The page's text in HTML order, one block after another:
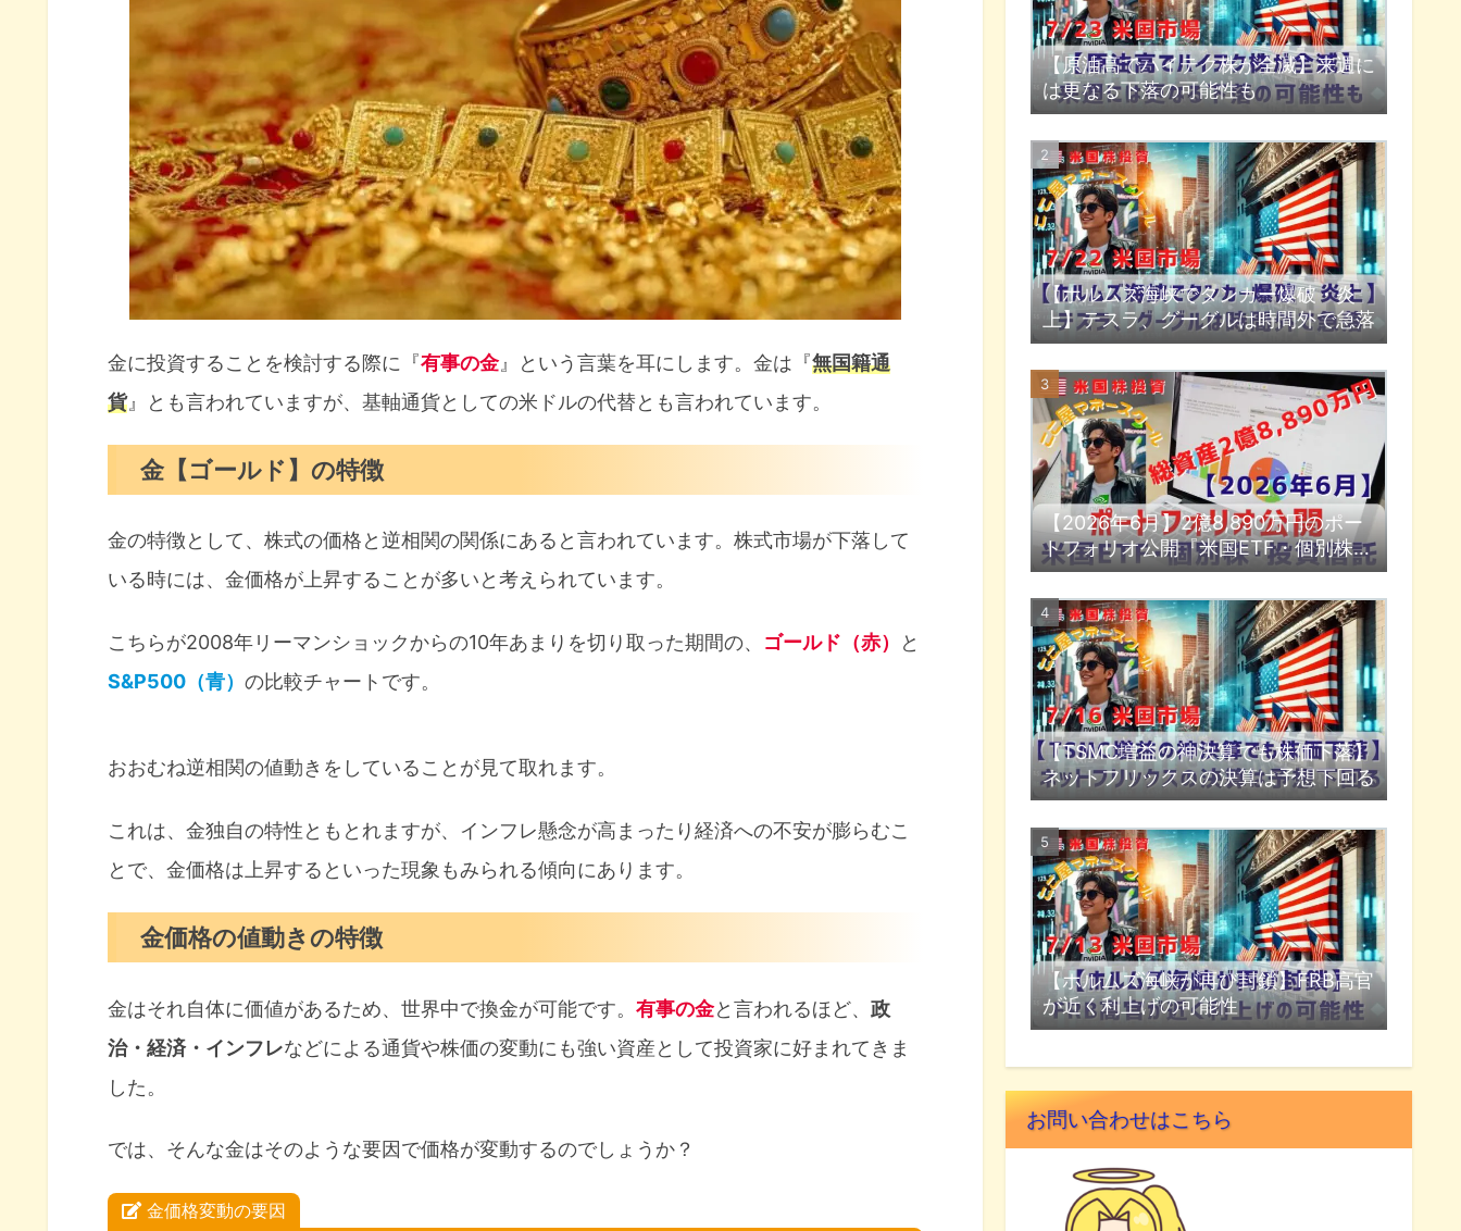
金【ゴールド】が値上がりする理由は
金【ゴールド】投資のデメリットとは？
金【ゴールド】への投資方法
おすすめの金投資【ゴールドETF】GLDM
金【ゴールド】ETFのGLDM概要
金【ゴールド】ETFのGLDM過去リターン
金【ゴールド】ETF『GLDM』まとめ
金に投資することを検討する際に『有事の金』という言葉を耳にします。金は『無国籍通
貨』とも言われていますが、基軸通貨としての米ドルの代替とも言われています。
金【ゴールド】の特徴
金の特徴として、株式の価格と逆相関の関係にあると言われています。株式市場が下落して
いる時には、金価格が上昇することが多いと考えられています。
こちらが2008年リーマンショックからの10年あまりを切り取った期間の、 ゴールド（赤）
と
S&P500（青） の比較チャートです。
おおむね逆相関の値動きをしていることが見て取れます。
これは、金独自の特性ともとれますが、インフレ懸念が高まったり経済への不安が膨らむこ
とで、金価格は上昇するといった現象もみられる傾向にあります。
金価格の値動きの特徴
金はそれ自体に価値があるため、世界中で換金が可能です。 有事の金と言われるほど、 政
治・経済・インフレなどによる通貨や株価の変動にも強い資産として投資家に好まれてきま
した。
では、そんな金はそのような要因で価格が変動するのでしょうか？
金価格変動の要因
【原油高でハイテク株が全滅】来週に
は更なる下落の可能性も
【ホルムズ海峡でタンカー爆破・炎
上】テスラ、グーグルは時間外で急落
【2026年6月】2億8,890万円のポー
トフォリオ公開『米国ETF・個別株・
投資信託』
【TSMC増益の神決算でも株価下落】
ネットフリックスの決算は予想下回る
【ホルムズ海峡が再び封鎖】FRB高官
が近く利上げの可能性
お問い合わせはこちら